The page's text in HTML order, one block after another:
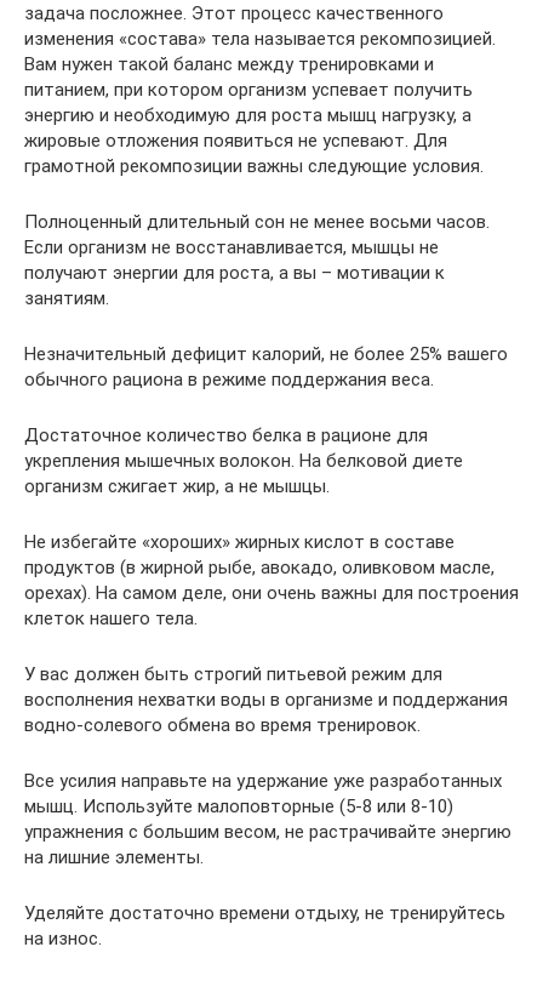
задача посложнее. Этот процесс качественного
изменения «состава» тела называется рекомпозицией.
Вам нужен такой баланс между тренировками и
питанием, при котором организм успевает получить
энергию и необходимую для роста мышц нагрузку, а
жировые отложения появиться не успевают. Для
грамотной рекомпозиции важны следующие условия.
Полноценный длительный сон не менее восьми часов.
Если организм не восстанавливается, мышцы не
получают энергии для роста, а вы – мотивации к
занятиям.
Незначительный дефицит калорий, не более 25% вашего
обычного рациона в режиме поддержания веса.
Достаточное количество белка в рационе для
укрепления мышечных волокон. На белковой диете
организм сжигает жир, а не мышцы.
Не избегайте «хороших» жирных кислот в составе
продуктов (в жирной рыбе, авокадо, оливковом масле,
орехах). На самом деле, они очень важны для построения
клеток нашего тела.
У вас должен быть строгий питьевой режим для
восполнения нехватки воды в организме и поддержания
водно-солевого обмена во время тренировок.
Все усилия направьте на удержание уже разработанных
мышц. Используйте малоповторные (5-8 или 8-10)
упражнения с большим весом, не растрачивайте энергию
на лишние элементы.
Уделяйте достаточно времени отдыху, не тренируйтесь
на износ.